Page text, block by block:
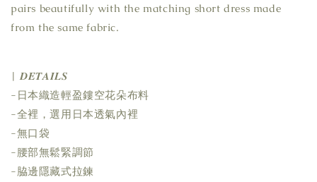
pairs beautifully with the matching short dress made
from the same fabric.
| 𝑫𝑬𝑻𝑨𝑰𝑳𝑺
-日本織造輕盈鏤空花朵布料
-全裡，選用日本透氣內裡
-無口袋
-腰部無鬆緊調節
-脇邊隱藏式拉鍊